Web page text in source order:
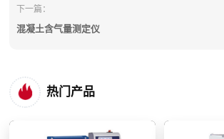
下一篇：
混凝土含气量测定仪
热门产品